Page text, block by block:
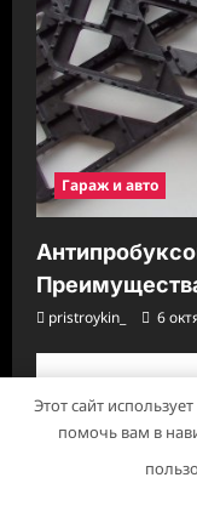
Гараж и авто
pristroykin_ 6
Этот сайт
помочь вам в